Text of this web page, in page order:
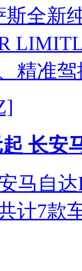
斯全新
精准
长安
马自
计7款